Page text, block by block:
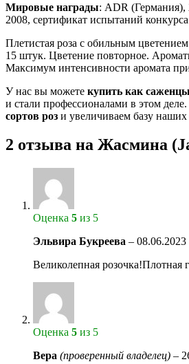
Мировые награды: ADR (Германия),
2008, сертификат испытаний
Плетистая роза с обильным
15 штук. Цветение повторное.
Максимум интенсивности аромата
У нас вы можете купить как
и стали профессионалами в этом
сортов роз и увеличиваем базу
2 отзыва на Жасмина
Оценка 5 из 5
Эльвира Букреева – 08.06.2023
Великолепная розочка!Плотная
Оценка 5 из 5
Вера (проверенный владелец) –